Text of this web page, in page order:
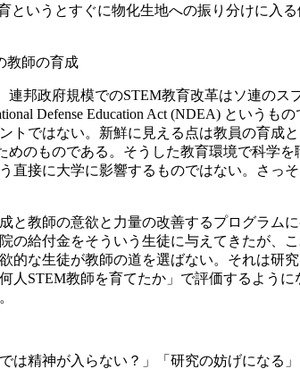
というとすぐに物化生地への振り分けに入
教師の育成
邦政府規模でのSTEM教育改革はソ連のス
Defense Education Act (NDEA) というも
トではない。新鮮に見える点は教員の育成
のものである。そうした教育環境で科学を
接に大学に影響するものではない。さっ
教師の意欲と力量の改善するプログラム
の給付金をそういう生徒に与えてきたが、
な生徒が教師の道を選ばない。それは研
STEM教師を育てたか」で評価するよう
精神が入らない？」「研究の妨げになる